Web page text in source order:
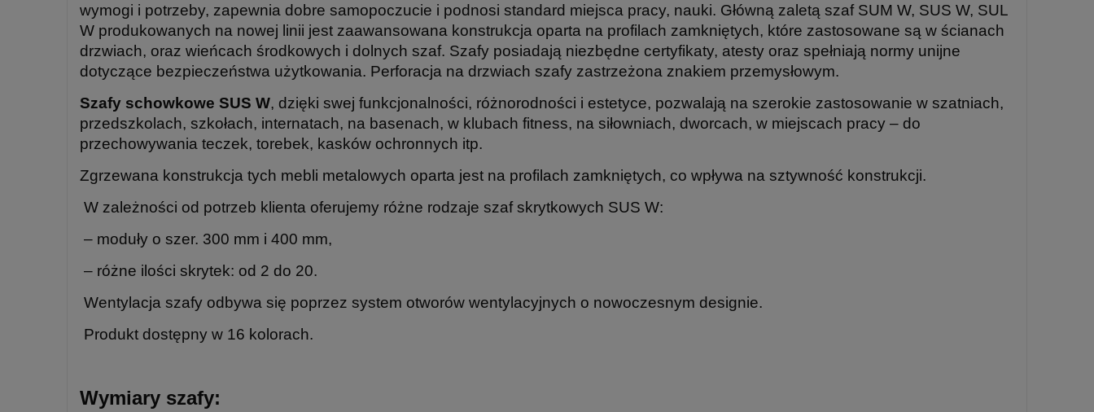
wymogi i potrzeby, zapewnia dobre samopoczucie i podnosi standard miejsca pracy, nauki. Główną zaletą szaf SUM W, SUS W, SUL
W produkowanych na nowej linii jest zaawansowana konstrukcja oparta na profilach zamkniętych, które zastosowane są w ścianach
drzwiach, oraz wieńcach środkowych i dolnych szaf. Szafy posiadają niezbędne certyfikaty, atesty oraz spełniają normy unijne
dotyczące bezpieczeństwa użytkowania. Perforacja na drzwiach szafy zastrzeżona znakiem przemysłowym.
Szafy schowkowe SUS W, dzięki swej funkcjonalności, różnorodności i estetyce, pozwalają na szerokie zastosowanie w szatniach,
przedszkolach, szkołach, internatach, na basenach, w klubach fitness, na siłowniach, dworcach, w miejscach pracy – do
przechowywania teczek, torebek, kasków ochronnych itp.
Zgrzewana konstrukcja tych mebli metalowych oparta jest na profilach zamkniętych, co wpływa na sztywność konstrukcji.
W zależności od potrzeb klienta oferujemy różne rodzaje szaf skrytkowych SUS W:
– moduły o szer. 300 mm i 400 mm,
– różne ilości skrytek: od 2 do 20.
Wentylacja szafy odbywa się poprzez system otworów wentylacyjnych o nowoczesnym designie.
Produkt dostępny w 16 kolorach.
Wymiary szafy: